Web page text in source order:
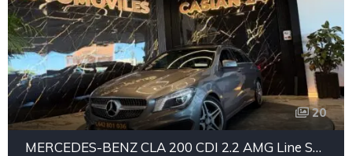
20
MERCEDES-BENZ CLA 200 CDI 2.2 AMG Line Shooting Brake